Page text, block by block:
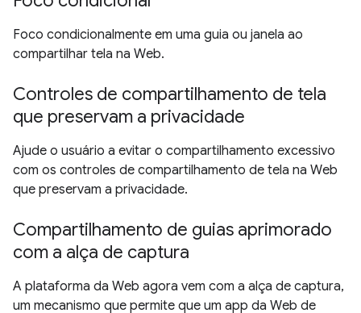
Foco condicionalmente em uma guia ou janela ao
compartilhar tela na Web.
Controles de compartilhamento de tela
que preservam a privacidade
Ajude o usuário a evitar o compartilhamento excessivo
com os controles de compartilhamento de tela na Web
que preservam a privacidade.
Compartilhamento de guias aprimorado
com a alça de captura
A plataforma da Web agora vem com a alça de captura,
um mecanismo que permite que um app da Web de